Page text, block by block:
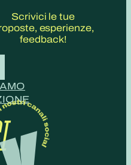
Scrivici le tue
esperienze,
feedback!